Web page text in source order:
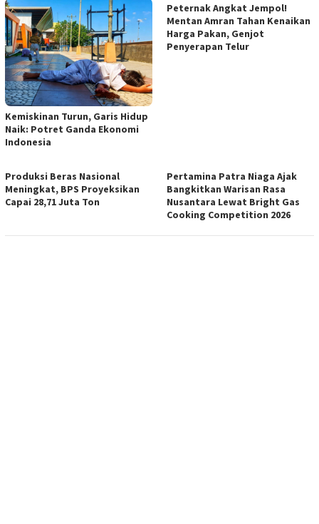
Kemiskinan Turun, Garis Hidup
Naik: Potret Ganda Ekonomi
Indonesia
Peternak Angkat Jempol!
Mentan Amran Tahan Kenaikan
Harga Pakan, Genjot
Penyerapan Telur
Produksi Beras Nasional
Meningkat, BPS Proyeksikan
Capai 28,71 Juta Ton
Pertamina Patra Niaga Ajak
Bangkitkan Warisan Rasa
Nusantara Lewat Bright Gas
Cooking Competition 2026